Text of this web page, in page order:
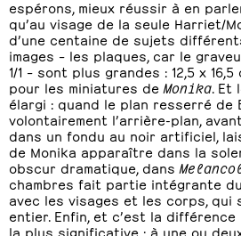
espérons, mieux réussir à en
qu’au visage de la seule Harriet/
d’une centaine de sujets
images – les plaques, car le
1/1 – sont plus grandes : 12,5 x
pour les miniatures de Monika .
élargi : quand le plan resserré de
volontairement l’arrière-plan,
dans un fondu au noir artificiel,
de Monika apparaître dans la
obscur dramatique, dans
chambres fait partie intégrante
avec les visages et les corps, qui
entier. Enfin, et c’est la
la plus significative : à une ou